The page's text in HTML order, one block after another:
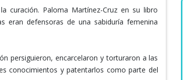
curación. Paloma Martínez-Cruz en su libro
eran defensoras de una sabiduría femenina
persiguieron, encarcelaron y torturaron a las
conocimientos y patentarlos como parte del